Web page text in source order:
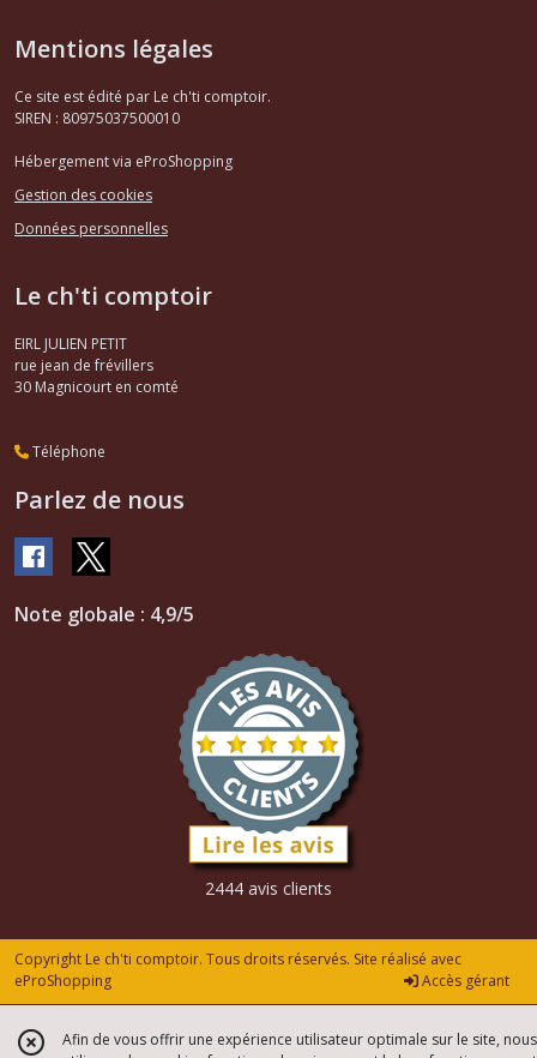
Mentions légales
Ce site est édité par Le ch'ti comptoir.
SIREN : 80975037500010
Hébergement via eProShopping
Gestion des cookies
Données personnelles
Le ch'ti comptoir
EIRL JULIEN PETIT
rue jean de frévillers
30 Magnicourt en comté
Téléphone
Parlez de nous
Note globale : 4,9/5
2444 avis clients
Copyright Le ch'ti comptoir. Tous droits réservés. Site réalisé avec
eProShopping
Accès gérant
Afin de vous offrir une expérience utilisateur optimale sur le site, nous